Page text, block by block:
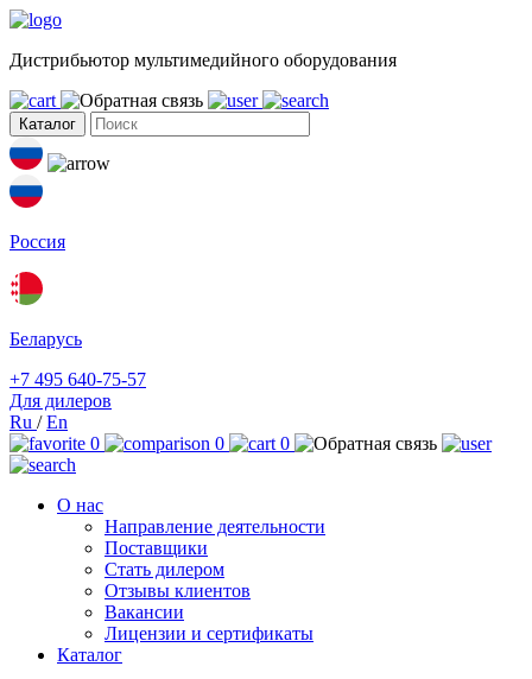
Дистрибьютор мультимедийного оборудования
Каталог
Россия
Беларусь
+7 495 640-75-57
Для дилеров
Ru /En
0
0 0
О нас
Направление деятельности
Поставщики
Стать дилером
Отзывы клиентов
Вакансии
Лицензии и сертификаты
Каталог